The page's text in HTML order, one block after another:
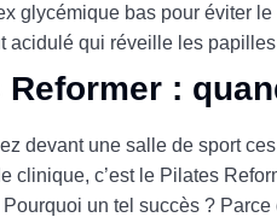
glycémique bas pour éviter
acidulé qui réveille les
Reformer :
devant une salle de sport
clinique, c’est le Pilates
un tel succès ?